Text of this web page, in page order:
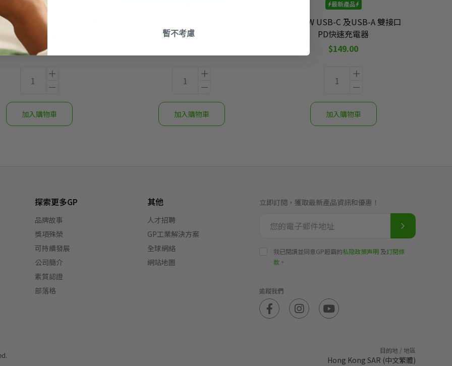
最新產品
USB-C 及 USB-A GaN三
接口快速充電器
$249.00
$129.00
最新產品
GP 30W USB-C 及USB-A 雙接口
PD快速充電器
$149.00
探索更多GP
品牌故事
獎項殊榮
可持續發展
公司簡介
素質認證
部落格
其他
人才招聘
GP工業解決方案
全球網絡
網站地圖
立即訂閱，獲取最新產品資訊和優惠！
我已閱讀並同意GP超霸的私隐政策声明 及訂閱條
款 。
追蹤我們
目的地 / 地區
Hong Kong SAR (中文繁體)
暫不考慮